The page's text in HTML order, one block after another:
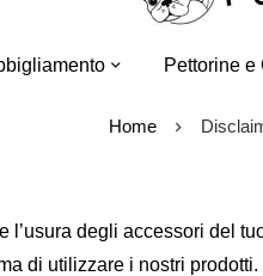
Pettorine e
Home
l’usura degli accessori del
di utilizzare i nostri prodotti.